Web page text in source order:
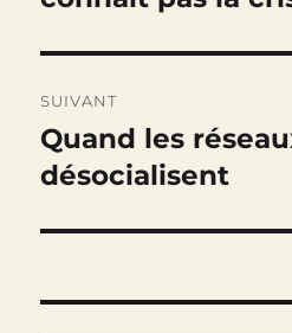
SUIVANT
Publication
suivante :
Quand les
désocialisent